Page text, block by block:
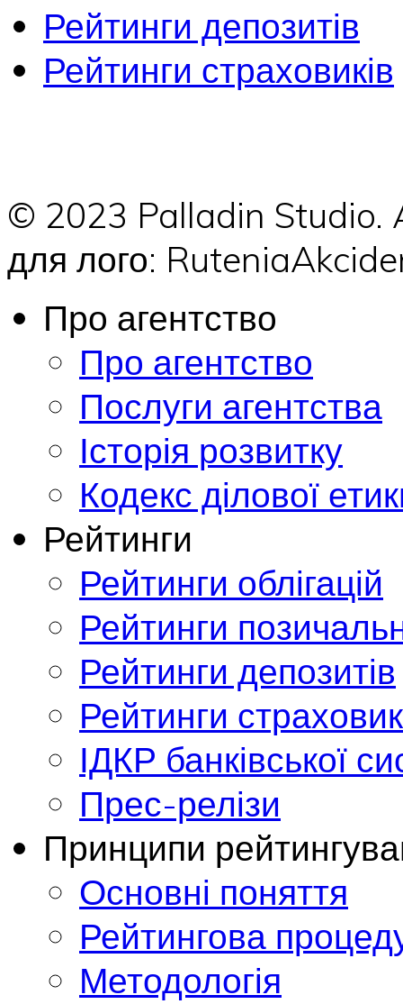
Рейтинги депозитів
Рейтинги страховиків
© 2023 Palladin
для лого:
Про агентство
Про агентство
Послуги агентства
Історія розвитку
Кодекс ділової
Рейтинги
Рейтинги облігацій
Рейтинги
Рейтинги депозитів
Рейтинги
ІДКР банківської
Прес-релізи
Принципи
Основні поняття
Рейтингова
Методологія